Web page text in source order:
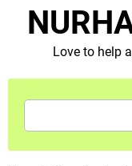
Love to help